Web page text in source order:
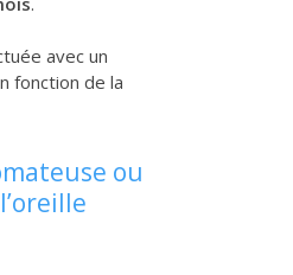
avec un
fonction de la
ou